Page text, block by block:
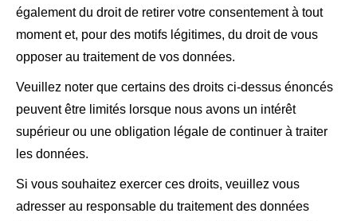
également du droit de retirer votre consentement à tout
moment et, pour des motifs légitimes, du droit de vous
opposer au traitement de vos données.
Veuillez noter que certains des droits ci-dessus énoncés
peuvent être limités lorsque nous avons un intérêt
supérieur ou une obligation légale de continuer à traiter
les données.
Si vous souhaitez exercer ces droits, veuillez vous
adresser au responsable du traitement des données